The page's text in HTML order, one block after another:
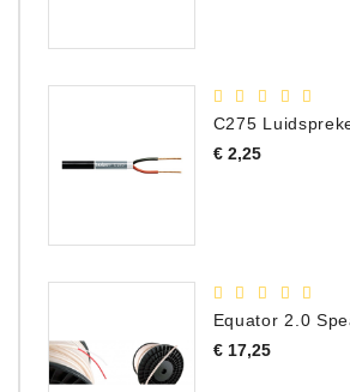
€ 2,25Prijs
€ 17,25Prijs